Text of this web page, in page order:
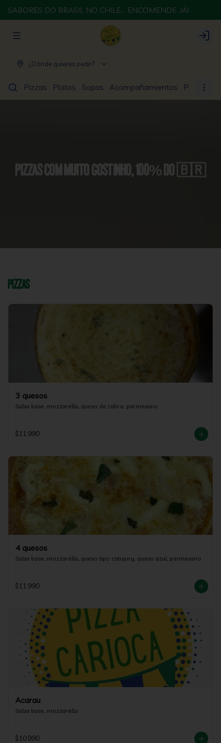
SABORES DO BRASIL NO CHILE... ENCOMENDE JÁ!
Abrir menu de navegación Login
¿Dónde quieres pedir?
Pizzas Platos Sopas Acompañamientos Postres
Pizzas com muito gostinho, 100% do 🇧🇷
Pizzas
3 quesos
Salsa base, mozzarella, queso de cabra, parmesano
$11.990
4 quesos
Salsa base, mozzarella, queso tipo catupiry, queso azul, parmesano
$11.990
Acarau
Salsa base, mozzarella
$10.990